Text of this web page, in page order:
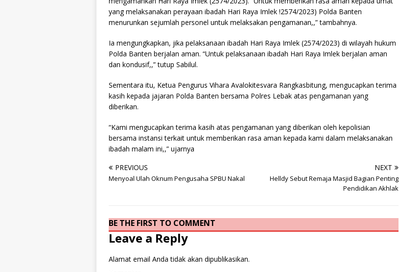
yang melaksanakan perayaan ibadah Hari Raya Imlek !2574/2023) Polda Banten
menurunkan sejumlah personel untuk melaksakan pengamanan,,” tambahnya.
Ia mengungkapkan, jika pelaksanaan ibadah Hari Raya Imlek (2574/2023) di wilayah hukum
Polda Banten berjalan aman. “Untuk pelaksanaan ibadah Hari Raya Imlek berjalan aman
dan kondusif,,” tutup Sabilul.
Sementara itu, Ketua Pengurus Vihara Avalokitesvara Rangkasbitung, mengucapkan terima
kasih kepada jajaran Polda Banten bersama Polres Lebak atas pengamanan yang
diberikan.
“Kami mengucapkan terima kasih atas pengamanan yang diberikan oleh kepolisian
bersama instansi terkait untuk memberikan rasa aman kepada kami dalam melaksanakan
ibadah malam ini,,” ujarnya
PREVIOUS
Menyoal Ulah Oknum Pengusaha SPBU Nakal
NEXT
Helldy Sebut Remaja Masjid Bagian Penting
Pendidikan Akhlak
BE THE FIRST TO COMMENT
Leave a Reply
Alamat email Anda tidak akan dipublikasikan.